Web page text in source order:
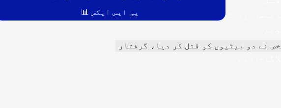
اور ٹیکنالوجی
اور خوبصورتی
پی ایس ایکس 📊
نے دو بیٹیوں کو قتل کر دیا، گرفتار